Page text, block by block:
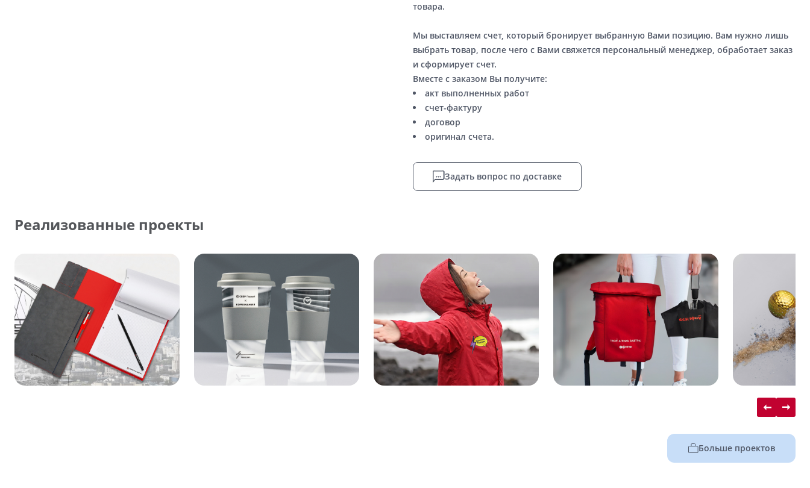
товара.
Мы выставляем счет, который бронирует выбранную Вами позицию. Вам нужно лишь
выбрать товар, после чего с Вами свяжется персональный менеджер, обработает заказ
и сформирует счет.
Вместе с заказом Вы получите:
акт выполненных работ
счет-фактуру
договор
оригинал счета.
Задать вопрос по доставке
Реализованные проекты
Больше проектов